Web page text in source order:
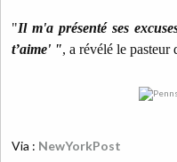
"Il m'a présenté ses
t’aime' ", a révélé le
Via : NewYorkPost